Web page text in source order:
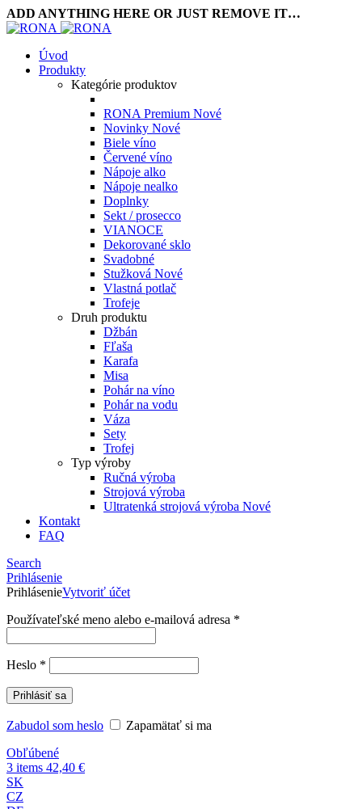
ADD ANYTHING HERE OR JUST REMOVE IT…
Úvod
Produkty
Kategórie produktov
RONA Premium Nové
Novinky Nové
Biele víno
Červené víno
Nápoje alko
Nápoje nealko
Doplnky
Sekt / prosecco
VIANOCE
Dekorované sklo
Svadobné
Stužková Nové
Vlastná potlač
Trofeje
Druh produktu
Džbán
Fľaša
Karafa
Misa
Pohár na víno
Pohár na vodu
Váza
Sety
Trofej
Typ výroby
Ručná výroba
Strojová výroba
Ultratenká strojová výroba Nové
Kontakt
FAQ
Search
Prihlásenie
PrihlásenieVytvoriť účet
Používateľské meno alebo e-mailová adresa *
Heslo *
Prihlásiť sa
Zabudol som heslo
Zapamätať si ma
Obľúbené
3 items 42,40 €
SK
CZ